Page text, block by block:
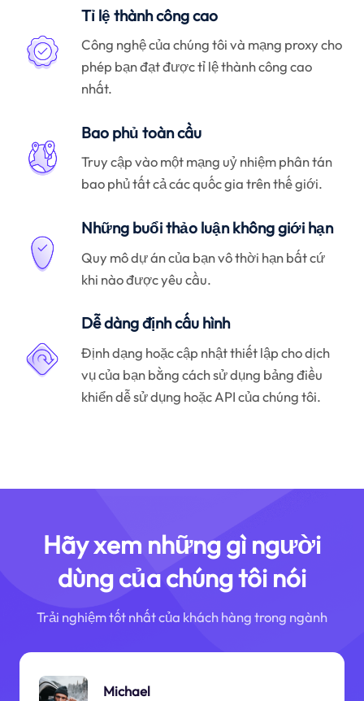
Tỉ lệ thành công cao
Công nghệ của chúng tôi và mạng proxy cho
phép bạn đạt được tỉ lệ thành công cao
nhất.
Bao phủ toàn cầu
Truy cập vào một mạng uỷ nhiệm phân tán
bao phủ tất cả các quốc gia trên thế giới.
Những buổi thảo luận không giới hạn
Quy mô dự án của bạn vô thời hạn bất cứ
khi nào được yêu cầu.
Dễ dàng định cấu hình
Định dạng hoặc cập nhật thiết lập cho dịch
vụ của bạn bằng cách sử dụng bảng điều
khiển dễ sử dụng hoặc API của chúng tôi.
Hãy xem những gì người
dùng của chúng tôi nói
Trải nghiệm tốt nhất của khách hàng trong ngành
Michael